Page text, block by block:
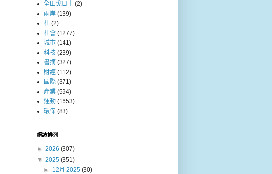
全田戈口十 (2)
兩岸 (139)
社 (2)
社會 (1277)
城巿 (141)
科技 (239)
書摘 (327)
財經 (112)
國際 (371)
產業 (594)
運動 (1653)
環保 (83)
網誌排列
► 2026 (307)
▼ 2025 (351)
► 12月 2025(30)